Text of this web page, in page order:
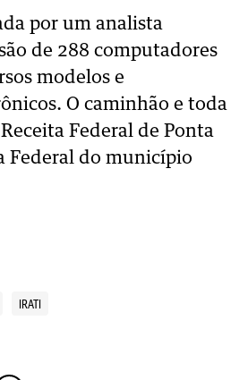
por um analista
de 288 computadores
modelos e
O caminhão e toda
Federal de Ponta
Federal do município
IRATI